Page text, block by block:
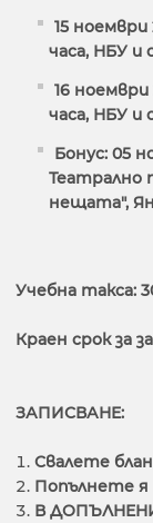
15 ноември
часа, НБУ и
16 ноември
часа, НБУ и
Бонус: 05
Театрално
нещата",
Учебна такса:
Краен срок за
ЗАПИСВАНЕ:
Свалете
Попълнете я
В